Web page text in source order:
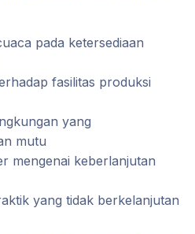
pada ketersediaan
fasilitas produksi
yang
mutu
mengenai keberlanjutan
yang tidak berkelanjutan